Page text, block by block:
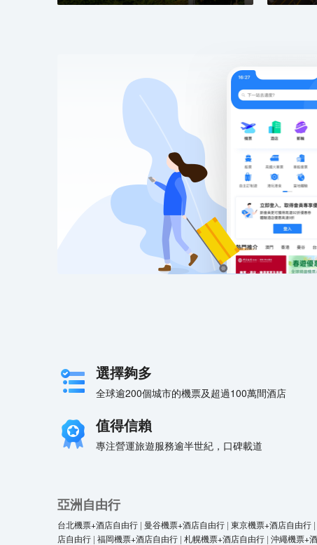
選擇夠多
全球逾200個城市的機票及超過100萬間酒店
值得信賴
專注營運旅遊服務逾半世紀，口碑載道
亞洲自由行
台北機票+酒店自由行 | 曼谷機票+酒店自由行 | 東京機票+酒店自由行 |
店自由行 | 福岡機票+酒店自由行 | 札幌機票+酒店自由行 | 沖繩機票+